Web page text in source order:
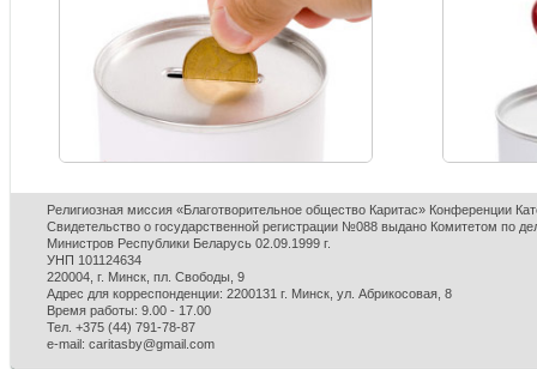
Религиозная миссия «Благотворительное общество Каритас» Конференции
Свидетельство о государственной регистрации №088 выдано Комитетом по
Министров Республики Беларусь 02.09.1999 г.
УНП 101124634
220004, г. Минск, пл. Свободы, 9
Адрес для корреспонденции: 2200131 г. Минск, ул. Абрикосовая, 8
Время работы: 9.00 - 17.00
Тел. +375 (44) 791-78-87
e-mail: caritasby@gmail.com